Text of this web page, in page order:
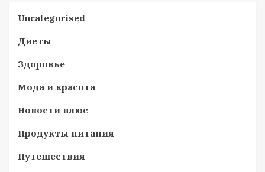
Uncategorised
Диеты
Здоровье
Мода и красота
Новости плюс
Продукты питания
Путешествия